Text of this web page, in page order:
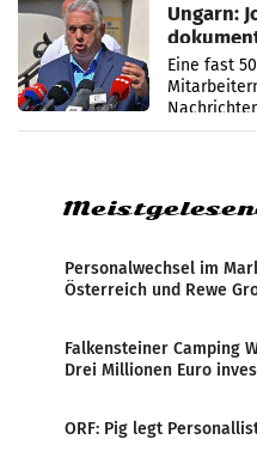
Ungarn:
Zensur
Eine fast
Personalwechsel im
Österreich und Rewe
Falkensteiner Camping
Drei Millionen Euro
ORF: Pig legt